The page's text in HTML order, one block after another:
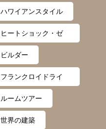
心地
ハワイアンスタイル
ヒートショック・ゼ
ロ月間
ビルダー
フランクロイドライ
ト
ルームツアー
世界の建築